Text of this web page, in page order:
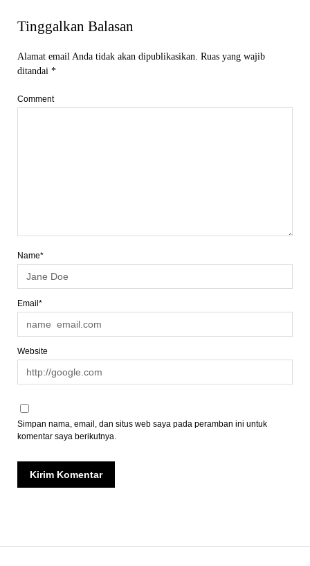
Tinggalkan Balasan
Alamat email Anda tidak akan dipublikasikan. Ruas yang wajib
ditandai *
Comment
Name*
Email*
Website
Simpan nama, email, dan situs web saya pada peramban ini untuk
komentar saya berikutnya.